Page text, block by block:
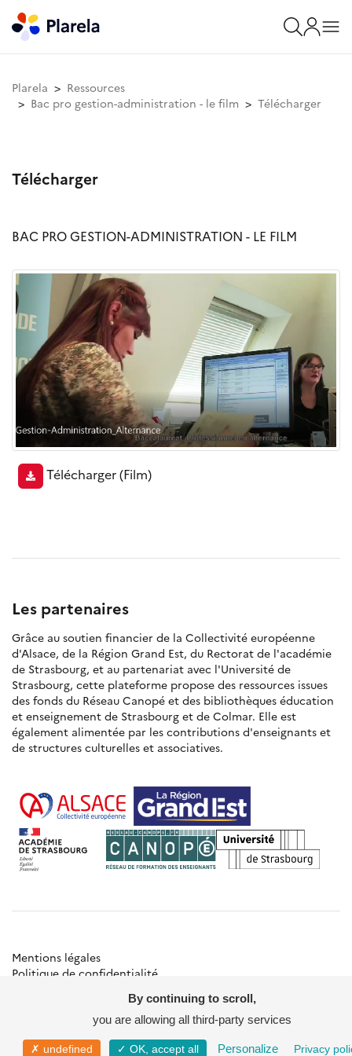
Plarela
Ressources
Bac pro gestion-administration - le film
Télécharger
Télécharger
BAC PRO GESTION-ADMINISTRATION - LE FILM
Télécharger(Film)
Les partenaires
Grâce au soutien financier de la Collectivité européenne
d'Alsace, de la Région Grand Est, du Rectorat de l'académie
de Strasbourg, et au partenariat avec l'Université de
Strasbourg, cette plateforme propose des ressources issues
des fonds du Réseau Canopé et des bibliothèques éducation
et enseignement de Strasbourg et de Colmar. Elle est
également alimentée par les contributions d'enseignants et
de structures culturelles et associatives.
Mentions légales
Politique de confidentialité
By continuing to scroll,
you are allowing all third-party services
✗ undefined ✓ OK, accept all Personalize Privacy